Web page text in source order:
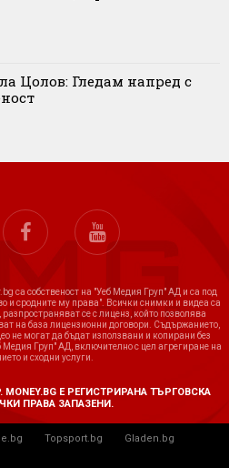
Цолов: Гледам напред с
са собственост на "Уеб Медия Груп" АД и са под
и сродните му права". Всички снимки и видеа са
се с лиценз, който позволява
на база лицензионни договори. Съдържанието,
не могат да бъдат използвани и копирани без
Груп" АД, включително с цел агрегиране на
и сходни услуги.
MONEY.BG Е РЕГИСТРИРАНА ТЪРГОВСКА
ПРАВА ЗАПАЗЕНИ.
Topsport.bg Gladen.bg